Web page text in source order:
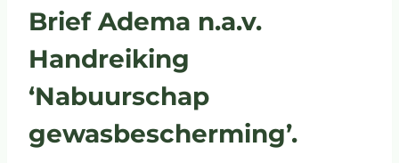
Brief Adema n.a.v.
Handreiking
‘Nabuurschap
gewasbescherming’.